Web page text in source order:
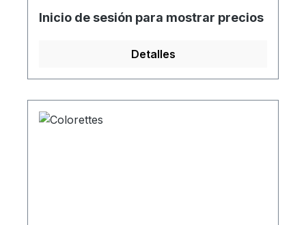
Inicio de sesión para mostrar precios
Detalles